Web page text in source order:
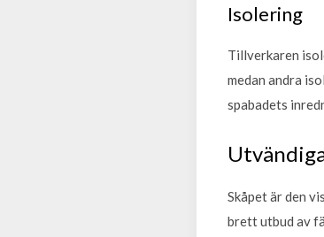
Isolering
Tillverkaren
medan andra
spabadets
Skåpet är den
brett utbud av